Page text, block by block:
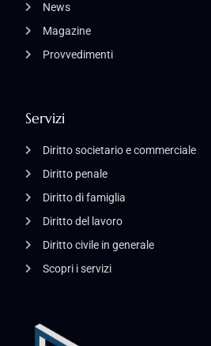
Servizi
Diritto societario e commerciale
Diritto penale
Diritto di famiglia
Diritto del lavoro
Diritto civile in generale
Scopri i servizi
News
Magazine
Provvedimenti